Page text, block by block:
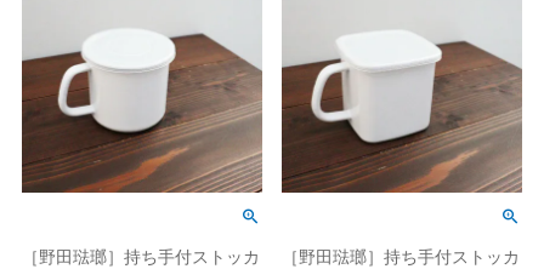
［野田琺瑯］持ち手付ストッカ
［野田琺瑯］持ち手付ストッカ